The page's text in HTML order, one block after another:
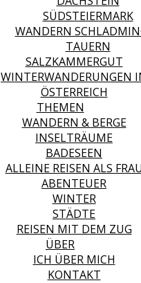
SÜDSTEIERMARK
WANDERN
TAUERN
SALZKAMMERGUT
WINTERWANDERUNGEN
ÖSTERREICH
THEMEN
WANDERN & BERGE
INSELTRÄUME
BADESEEN
ALLEINE REISEN ALS FRAU
ABENTEUER
WINTER
STÄDTE
REISEN MIT DEM ZUG
ÜBER
ICH ÜBER MICH
KONTAKT